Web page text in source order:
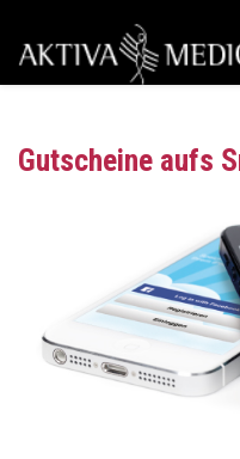
Gutscheine aufs